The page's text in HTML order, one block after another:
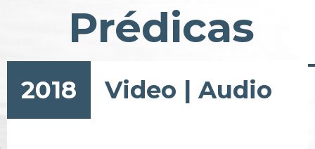
Prédicas
2018 Video | Audio
Pagination